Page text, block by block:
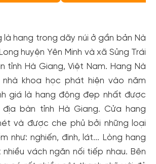
là hang trong dãy núi ở gần bản Nà
huyện Yên Minh và xã Sủng Trái
tỉnh Hà Giang, Việt Nam. Hang Nà
khoa học phát hiện vào năm
giá là hang động đẹp nhất được
bàn tỉnh Hà Giang. Cửa hang
và được che phủ bởi những loại
như: nghiến, đinh, lát... Lòng hang
vách ngăn nối tiếp nhau. Bên